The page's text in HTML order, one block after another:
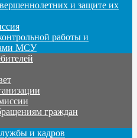
и защите их
работы и
МСУ
граждан
и кадров